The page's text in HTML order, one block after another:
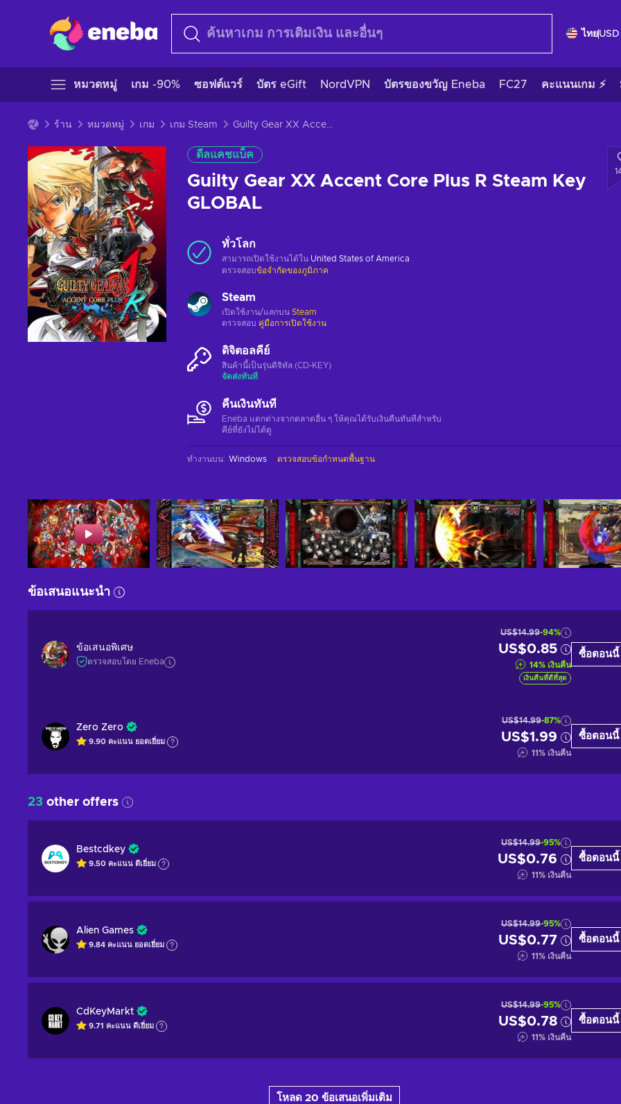
ไทยUSD
หมวดหมู่ เกม -90% ซอฟต์แวร์ บัตร eGift NordVPN บัตรของขวัญ Eneba FC27 คะแนนเกม ⚡
ร้าน หมวดหมู่ เกม เกม Steam Guilty Gear XX Accent Core Plus R Steam Key GLOBAL
ดีลแคชแบ็ค
Guilty Gear XX Accent Core Plus R Steam Key
GLOBAL
ทั่วโลก
สามารถเปิดใช้งานได้ใน United States of America
ตรวจสอบข้อจำกัดของภูมิภาค
Steam
เปิดใช้งาน/แลกบน Steam
ตรวจสอบ คู่มือการเปิดใช้งาน
ดิจิตอลคีย์
สินค้านี้เป็นรุ่นดิจิทัล (CD-KEY)
จัดส่งทันที
คืนเงินทันที
Eneba แตกต่างจากตลาดอื่น ๆ ให้คุณได้รับเงินคืนทันทีสําหรับ
คีย์ที่ยังไม่ได้ดู
ทำงานบน: Windows ตรวจสอบข้อกำหนดพื้นฐาน
ข้อเสนอแนะนำ
ข้อเสนอพิเศษ
ตรวจสอบโดย Eneba
US$14.99-94%
US$0.85
14% เงินคืน
เงินคืนที่ดีที่สุด
ซื้อตอนนี้
Zero Zero
9.90 คะแนน ยอดเยี่ยม
US$14.99-87%
US$1.99
11% เงินคืน
ซื้อตอนนี้
23 other offers
Bestcdkey
9.50 คะแนน ดีเยี่ยม
US$14.99-95%
US$0.76
11% เงินคืน
ซื้อตอนนี้
Alien Games
9.84 คะแนน ยอดเยี่ยม
US$14.99-95%
US$0.77
11% เงินคืน
ซื้อตอนนี้
CdKeyMarkt
9.71 คะแนน ดีเยี่ยม
US$14.99-95%
US$0.78
11% เงินคืน
ซื้อตอนนี้
โหลด 20 ข้อเสนอเพิ่มเติม